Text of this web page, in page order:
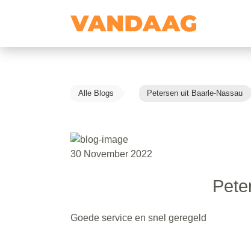
Alle Blogs Petersen uit Baarle-Nassau
30 November 2022
Goede service en snel geregeld